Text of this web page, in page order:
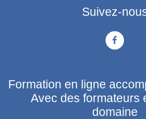
Suivez-
Formation en ligne
Avec des formateurs
domaine